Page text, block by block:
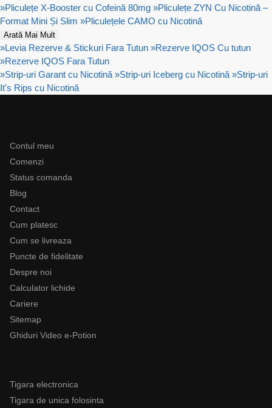
»Pliculețe X-Booster cu Cofeină 80mg »Pliculețe ZYN Cu Nicotină –
Format Mini Și Slim »Pliculețele CAMO cu Nicotină
Arată Mai Mult
»Levia Rezerve & Stickuri Fara Tutun »Rezerve IQOS Cu tutun
»Rezerve IQOS Fara Tutun
»Strip-uri Garant cu Nicotină »Strip-uri Iceberg cu Nicotină »Strip-uri
It's Rips cu Nicotină
Contul meu
Comenzi
Status comanda
Blog
Contact
Cum platesc
Cum se livreaza
Puncte de fidelitate
Despre noi
Calculator lichide
Cariere
Sitemap
Ghiduri Video e-Potion
Tigara electronica
Tigara de unica folosinta